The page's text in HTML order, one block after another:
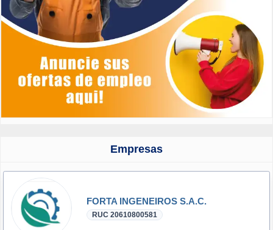
Empresas
FORTA INGENEIROS S.A.C.
RUC 20610800581